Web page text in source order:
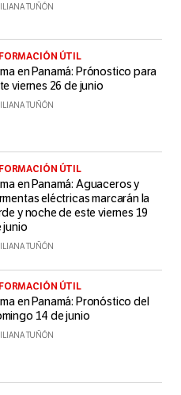
TUÑÓN
ÚTIL
en Panamá: Prónostico para
viernes 26 de junio
TUÑÓN
ÚTIL
en Panamá: Aguaceros y
eléctricas marcarán la
y noche de este viernes 19
junio
TUÑÓN
ÚTIL
en Panamá: Pronóstico del
14 de junio
TUÑÓN